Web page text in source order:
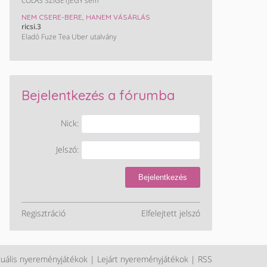
NEM CSERE-BERE, HANEM VÁSÁRLÁS
ricsi.3
Eladó Fuze Tea Uber utalvány
Bejelentkezés a fórumba
Nick:
Jelszó:
Bejelentkezés
Regisztráció Elfelejtett jelszó
nyereményjátékok | Lejárt nyereményjátékok | RSS